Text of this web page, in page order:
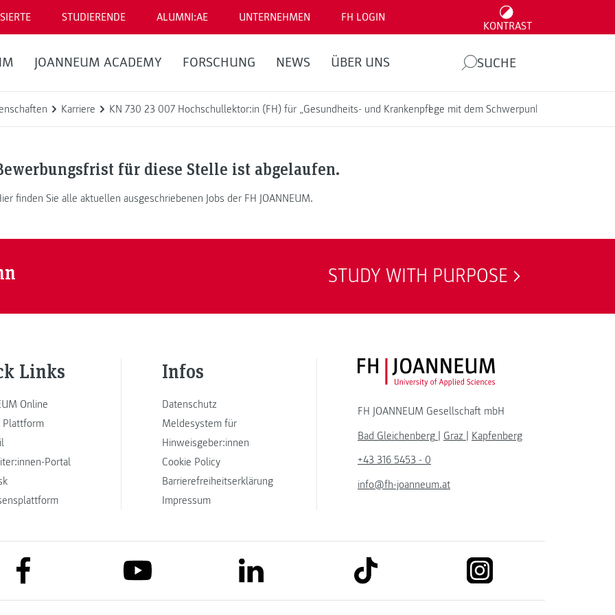
STUDIERENDE ALUMNI:AE UNTERNEHMEN FH LOGIN
KONTRAST
JOANNEUM ACADEMY FORSCHUNG NEWS ÜBER UNS SUCHE
Karriere KN 730 23 007 Hochschullektor:in (FH) für „Gesundheits- und Krankenpflege mit dem Schwerpunkt Pflege im
für diese Stelle ist abgelaufen.
finden Sie alle aktuellen ausgeschriebenen Jobs der FH JOANNEUM.
STUDY WITH PURPOSE
Links
Online
Portal
Infos
Datenschutz
Meldesystem für
Hinweisgeber:innen
Cookie Policy
Barrierefreiheitserklärung
Impressum
FH JOANNEUM Logo
FH JOANNEUM Gesellschaft mbH
Bad Gleichenberg | Graz | Kapfenberg
+43 316 5453 - 0
info@fh-joanneum.at
link to facebook link to youtube link to linkedin link to tiktok